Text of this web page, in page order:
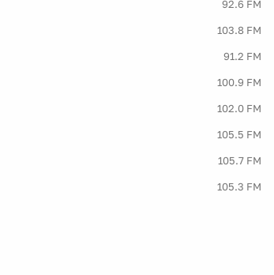
92.6 FM
103.8 FM
91.2 FM
100.9 FM
102.0 FM
105.5 FM
105.7 FM
105.3 FM